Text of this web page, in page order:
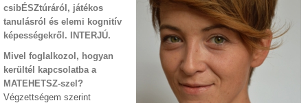
csibÉSZtúráról, játékos
tanulásról és elemi kognitív
képességekről. INTERJÚ.
Mivel foglalkozol, hogyan
kerültél kapcsolatba a
MATEHETSZ-szel?
Végzettségem szerint